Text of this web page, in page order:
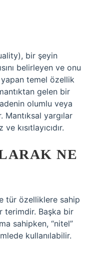
bir şeyin
belirleyen ve onu
temel özellik
gelen bir
olumlu veya
Mantıksal yargılar
kısıtlayıcıdır.
NE
tür özelliklere sahip
terimdir. Başka bir
sahipken, “nitel”
kullanılabilir.